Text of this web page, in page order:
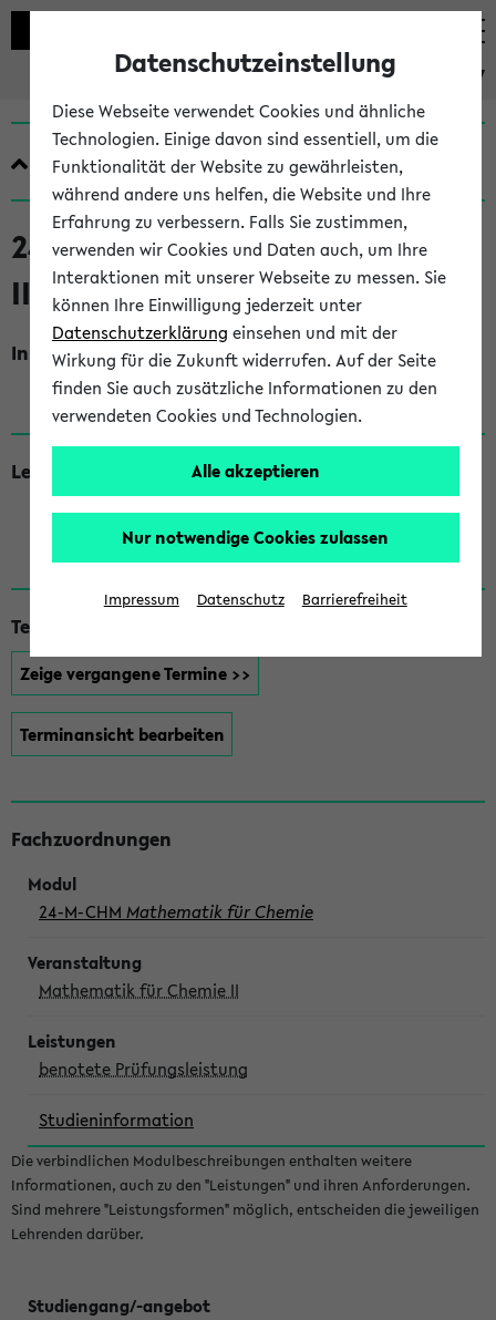
eKVV
Quicklinks
240113 Mathematik für Chemie
II (V) (SoSe 2021)
Inhalt, Kommentar
Kein Kommentar vorhanden
Lehrende
Herr Prof. Dr. Christopher Voll
Termine (
Zeige vergangene Termine >>
Terminansicht bearbeiten
Fachzuordnungen
24-M-CHM Mathematik für Chemie
Mathematik für Chemie II
benotete Prüfungsleistung
Studieninformation
Die verbindlichen Modulbeschreibungen enthalten weitere
Informationen, auch zu den "Leistungen" und ihren Anforderungen.
Sind mehrere "Leistungsformen" möglich, entscheiden die jeweiligen
Lehrenden darüber.
Datenschutzeinstellung
Diese Webseite verwendet Cookies und ähnliche
Technologien. Einige davon sind essentiell, um die
Funktionalität der Website zu gewährleisten,
während andere uns helfen, die Website und Ihre
Erfahrung zu verbessern. Falls Sie zustimmen,
verwenden wir Cookies und Daten auch, um Ihre
Interaktionen mit unserer Webseite zu messen. Sie
können Ihre Einwilligung jederzeit unter
Datenschutzerklärung einsehen und mit der
Wirkung für die Zukunft widerrufen. Auf der Seite
finden Sie auch zusätzliche Informationen zu den
verwendeten Cookies und Technologien.
Alle akzeptieren
Nur notwendige Cookies zulassen
Impressum Datenschutz Barrierefreiheit